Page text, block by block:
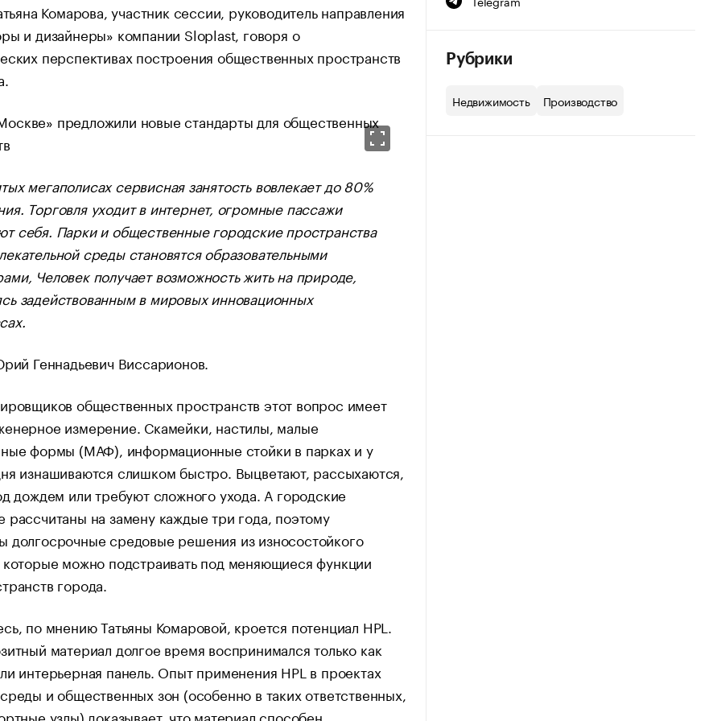
Комарова, участник сессии, руководитель направления
и дизайнеры» компании Sloplast, говоря о
перспективах построения общественных пространств
мегаполисах сервисная занятость вовлекает до 80%
Торговля уходит в интернет, огромные пассажи
себя. Парки и общественные городские пространства
среды становятся образовательными
Человек получает возможность жить на природе,
задействованным в мировых инновационных
Геннадьевич Виссарионов.
общественных пространств этот вопрос имеет
измерение. Скамейки, настилы, малые
формы (МАФ), информационные стойки в парках и у
изнашиваются слишком быстро. Выцветают, рассыхаются,
дождем или требуют сложного ухода. А городские
на замену каждые три года, поэтому
долгосрочные средовые решения из износостойкого
которые можно подстраивать под меняющиеся функции
города.
по мнению Татьяны Комаровой, кроется потенциал HPL.
материал долгое время воспринимался только как
интерьерная панель. Опыт применения HPL в проектах
и общественных зон (особенно в таких ответственных,
узлы) доказывает, что материал способен
Рубрики
Недвижимость Производство